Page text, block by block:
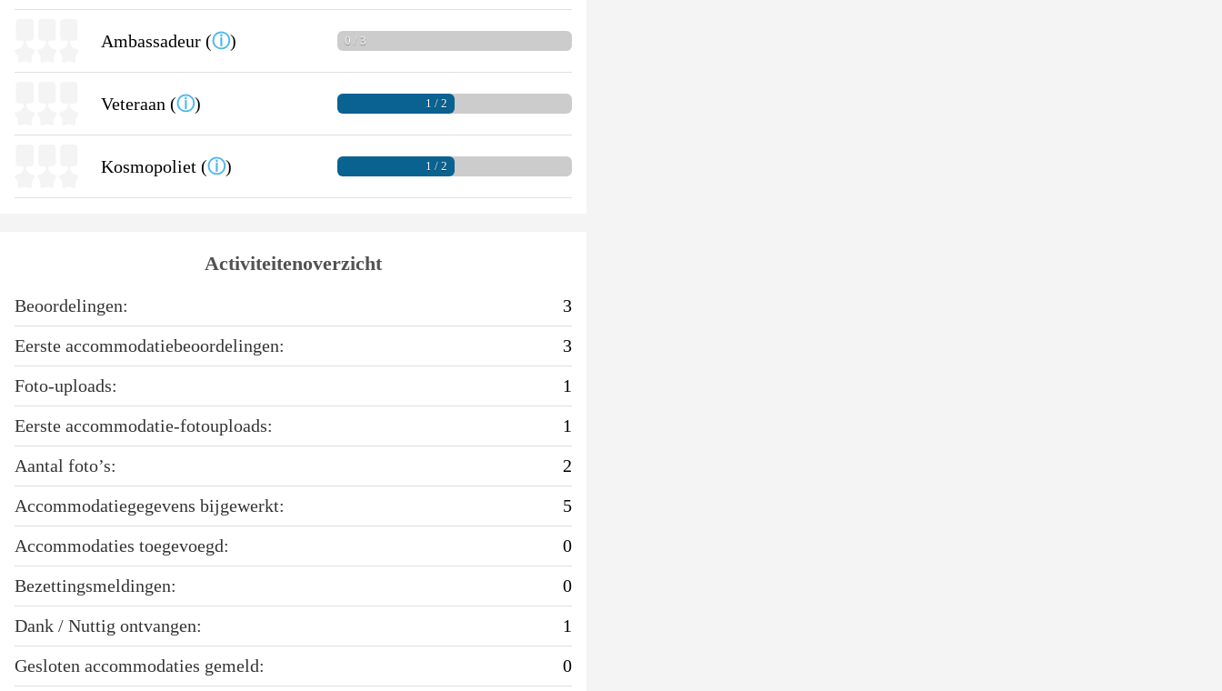
Ambassadeur (ⓘ) 0 / 3
Veteraan (ⓘ) 1 / 2
Kosmopoliet (ⓘ) 1 / 2
Activiteitenoverzicht
Beoordelingen:
3
Eerste accommodatiebeoordelingen:
3
Foto-uploads:
1
Eerste accommodatie-fotouploads:
1
Aantal foto’s:
2
Accommodatiegegevens bijgewerkt:
5
Accommodaties toegevoegd:
0
Bezettingsmeldingen:
0
Dank / Nuttig ontvangen:
1
Gesloten accommodaties gemeld:
0